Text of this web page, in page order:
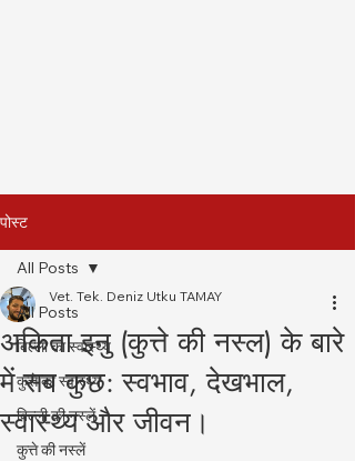
पोस्ट
All Posts
बिल्ली का स्वास्थ्य
कुत्ते का स्वास्थ्य
बिल्ली की नस्लें
कुत्ते की नस्लें
All Posts
अकिता इनु (कुत्ते की नस्ल) के बारे
में सब कुछ: स्वभाव, देखभाल,
स्वास्थ्य और जीवन।
Vet. Tek. Deniz Utku TAMAY